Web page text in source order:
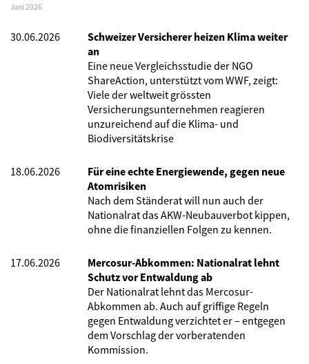
Juni 2026
30.06.2026
Schweizer Versicherer heizen Klima weiter
an
Eine neue Vergleichsstudie der NGO
ShareAction, unterstützt vom WWF, zeigt:
Viele der weltweit grössten
Versicherungsunternehmen reagieren
unzureichend auf die Klima- und
Biodiversitätskrise
18.06.2026
Für eine echte Energiewende, gegen neue
Atomrisiken
Nach dem Ständerat will nun auch der
Nationalrat das AKW-Neubauverbot kippen,
ohne die finanziellen Folgen zu kennen.
17.06.2026
Mercosur-Abkommen: Nationalrat lehnt
Schutz vor Entwaldung ab
Der Nationalrat lehnt das Mercosur-
Abkommen ab. Auch auf griffige Regeln
gegen Entwaldung verzichtet er – entgegen
dem Vorschlag der vorberatenden
Kommission.